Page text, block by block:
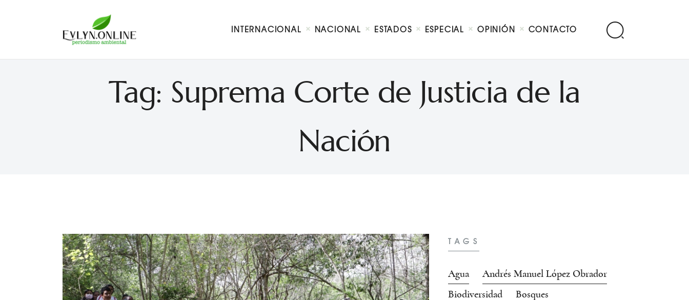
INTERNACIONAL NACIONAL ESTADOS ESPECIAL OPINIÓN CONTACTO
Tag: Suprema Corte de Justicia de la
Nación
Evlyn Online
Periodismo para autogobernarse
Nacional
Especial
Contacto
TAGS
Agua
Andrés Manuel López Obrador
Biodiversidad
Bosques